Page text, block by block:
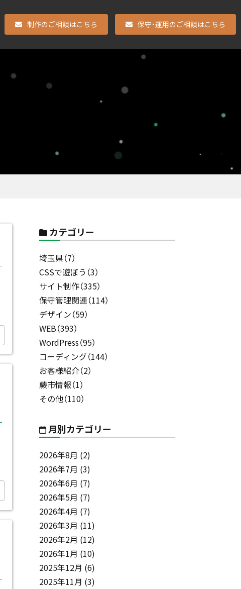
制作のご相談はこちら 保守・運用のご相談はこちら
カテゴリー
埼玉県（7）
CSSで遊ぼう（3）
サイト制作（335）
保守管理関連（114）
デザイン（59）
WEB（393）
WordPress（95）
コーディング（144）
お客様紹介（2）
蕨市情報（1）
その他（110）
月別カテゴリー
2026年8月 (2)
2026年7月 (3)
2026年6月 (7)
2026年5月 (7)
2026年4月 (7)
2026年3月 (11)
2026年2月 (12)
2026年1月 (10)
2025年12月 (6)
2025年11月 (3)